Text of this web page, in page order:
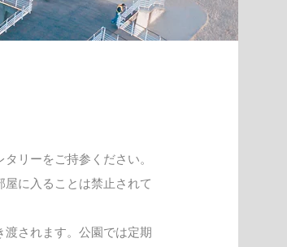
リーをご持参ください。
に入ることは禁止されて
されます。公園では定期